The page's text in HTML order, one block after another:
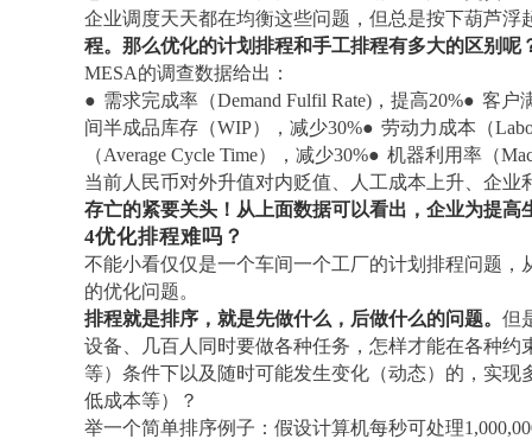
企业调度天天都在均衡这些问题，但总是按下葫芦浮
程。那么优化的计划排程和手工排程有多大的区别呢
MESA的调查数据给出：
● 需求完成率（Demand Fulfil Rate)，提高20%● 客户
间半成品库存（WIP），减少30%● 劳动力成本（
（Average Cycle Time），减少30%● 机器利用率（
当前人民币对外升值对内贬值、人工成本上升、企业
存亡的紧要关头！从上面数据可以看出，企业为提高
4优化排程难吗？
不能小看仅仅是一个车间一个工厂的计划排程问题
的优化问题。
排程就是排序，就是先做什么，后做什么的问题。 但
设备、几百人同时要做各种任务，怎样才能在各种
等）条件下以及随时可能发生变化（动态）的，实
低成本等）？
举一个简单排序例子：假设计算机每秒可处理